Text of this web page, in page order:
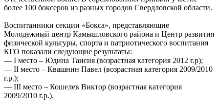
более 100 боксеров из разных городов Свердловской области.
Воспитанники секции «Бокса», представляющие
Молодежный центр Камышловского района и Центр развития
физической культуры, спорта и патриотического воспитания
КГО показали следующие результаты:
— I место – Юдина Таисия (возрастная категория 2012 г.р);
— II место – Квашнин Павел (возрастная категория 2009/2010
г.р.);
— III место – Кошелев Виктор (возрастная категория
2009/2010 г.р.).